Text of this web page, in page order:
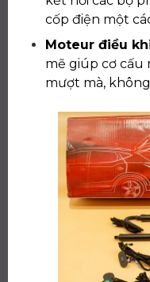
cốp điện một
Moteur điều
mẽ giúp cơ cấu
mượt mà,